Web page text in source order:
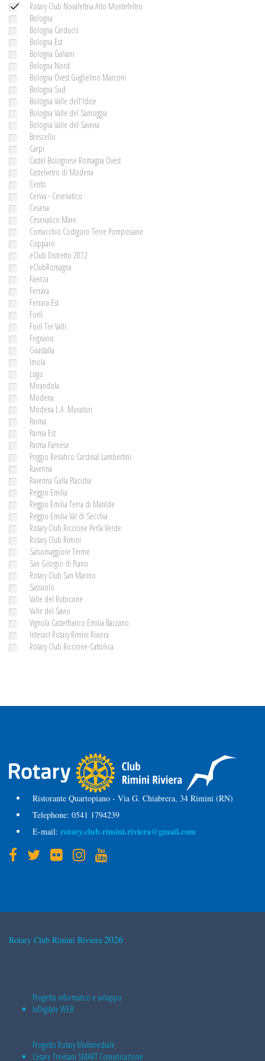
Rotary Club Novafeltria Alto Montefeltro
Bologna
Bologna Carducci
Bologna Est
Bologna Galvani
Bologna Nord
Bologna Ovest Guglielmo Marconi
Bologna Sud
Bologna Valle dell'Idice
Bologna Valle del Samoggia
Bologna Valle del Savena
Brescello
Carpi
Castel Bolognese Romagna Ovest
Castelvetro di Modena
Cento
Cervia - Cesenatico
Cesena
Cesenatico Mare
Comacchio Codigoro Terre Pomposiane
Copparo
eClub Distretto 2072
eClubRomagna
Faenza
Ferrara
Ferrara Est
Forlì
Forlì Tre Valli
Frignano
Guastalla
Imola
Lugo
Mirandola
Modena
Modena L.A. Muratori
Parma
Parma Est
Parma Farnese
Poggio Renatico Cardinal Lambertini
Ravenna
Ravenna Galla Placidia
Reggio Emilia
Reggio Emilia Terra di Matilde
Reggio Emilia Val di Secchia
Rotary Club Riccione Perla Verde
Rotary Club Rimini
Salsomaggiore Terme
San Giorgio di Piano
Rotary Club San Marino
Sassuolo
Valle del Rubicone
Valle del Savio
Vignola Castelfranco Emilia Bazzano
Interact Rotary Rimini Riviera
Rotary Club Riccione-Cattolica
Ristorante Quartopiano - Via G. Chiabrera, 34 Rimini (RN)
Telephone: 0541 1794239
E-mail: rotary.club.rimini.riviera@gmail.com
Rotary Club Rimini Riviera 2026
Progetto informatico e sviluppo
InDigitale WEB
Progetto Rotary Multimediale
Cesare Trevisani SMART Comunicazione